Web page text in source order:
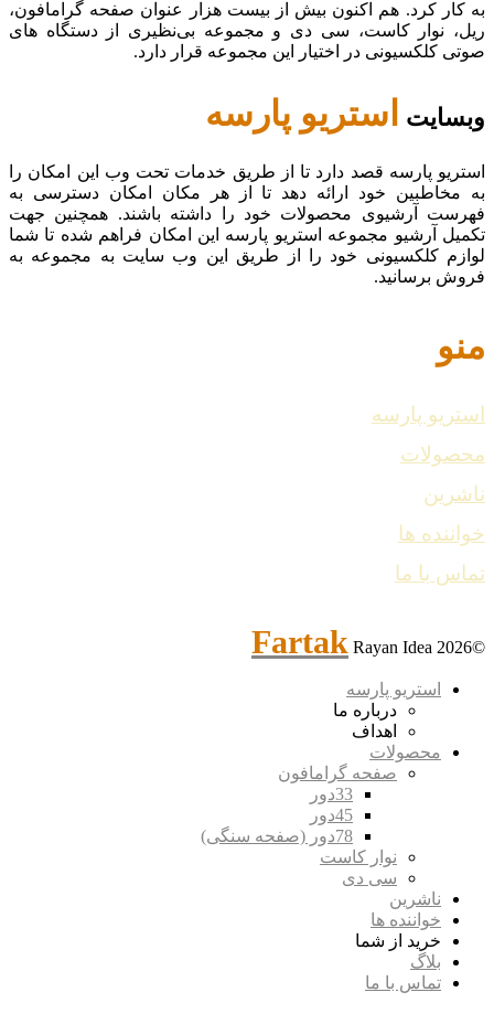
به کار کرد. هم اکنون بیش از بیست هزار عنوان صفحه گرامافون،
ریل، نوار کاست، سی دی و مجموعه بی‌نظیری از دستگاه های
صوتی کلکسیونی در اختیار این مجموعه قرار دارد.
وبسایت استریو پارسه
استریو پارسه قصد دارد تا از طریق خدمات تحت وب این امکان را
به مخاطبین خود ارائه دهد تا از هر مکان امکان دسترسی به
فهرست آرشیوی محصولات خود را داشته باشند. همچنین جهت
تکمیل آرشیو مجموعه استریو پارسه این امکان فراهم شده تا شما
لوازم کلکسیونی خود را از طریق این وب سایت به مجموعه به
فروش برسانید.
منو
استریو پارسه
محصولات
ناشرین
خواننده ها
تماس با ما
©2026
FartakRayan Idea
استریو پارسه
درباره ما
اهداف
محصولات
صفحه گرامافون
33دور
45دور
78دور (صفحه سنگی)
نوار کاست
سی دی
ناشرین
خواننده ها
خرید از شما
بلاگ
تماس با ما